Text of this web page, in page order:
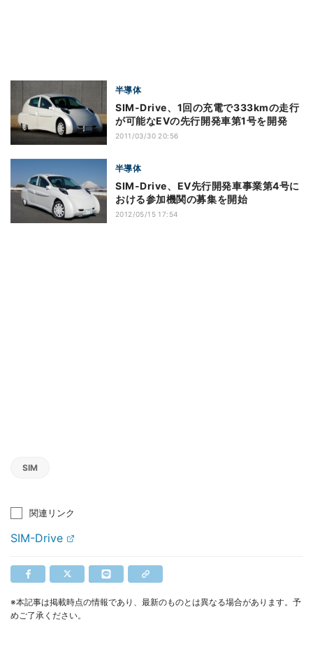
半導体
SIM-Drive、1回の充電で333kmの走行
が可能なEVの先行開発車第1号を開発
2011/03/30 20:56
半導体
SIM-Drive、EV先行開発車事業第4号に
おける参加機関の募集を開始
2012/05/15 17:54
SIM
関連リンク
SIM-Drive
※本記事は掲載時点の情報であり、最新のものとは異なる場合があります。予
めご了承ください。